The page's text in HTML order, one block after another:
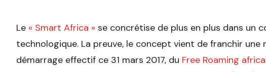
Le « Smart Africa » se concrétise de plus en plus dans un
technologique. La preuve, le concept vient de franchir une
démarrage effectif ce 31 mars 2017, du Free Roaming